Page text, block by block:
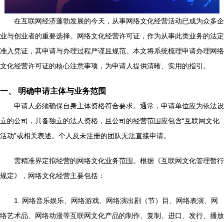
在互联网经济蓬勃发展的今天，从事网络文化经营活动已成为众多企
业与创业者的重要选择。网络文化经营许可证，作为从事此类业务的法定
准入凭证，其申请与办理过程严谨且规范。本文将系统梳理申请办理网络
文化经营许可证的核心注意事项，为申请人提供清晰、实用的指引。
一、 明确申请主体与业务范围
申请人必须确保自身主体资格符合要求。通常，申请单位应为依法设
立的公司，具备独立的法人资格，且公司的经营范围应包含“互联网文化
活动”或相关表述。个人及未注册的团队无法直接申请。
需精准界定拟经营的网络文化业务范围。根据《互联网文化管理暂行
规定》，网络文化经营主要包括：
1. 网络音乐娱乐、网络游戏、网络演出剧（节）目、网络表演、网
络艺术品、网络动漫等互联网文化产品的制作、复制、进口、发行、播放